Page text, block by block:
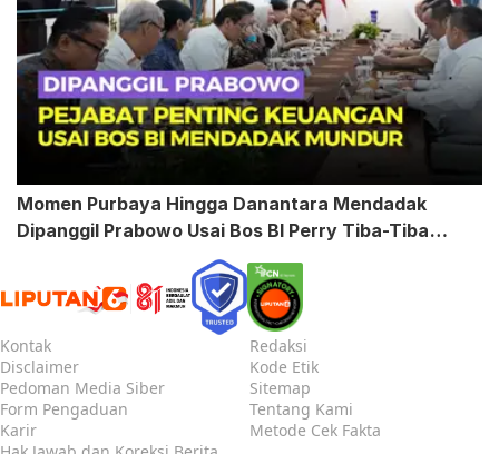
Momen Purbaya Hingga Danantara Mendadak
Dipanggil Prabowo Usai Bos BI Perry Tiba-Tiba
Kontak
Redaksi
Disclaimer
Kode Etik
Pedoman Media Siber
Sitemap
Form Pengaduan
Tentang Kami
Karir
Metode Cek Fakta